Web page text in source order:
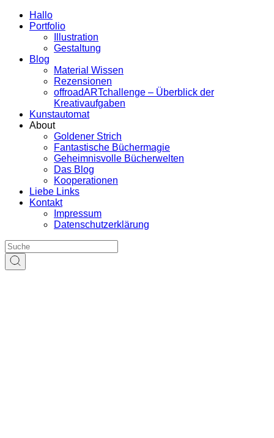
Hallo
Portfolio
Illustration
Gestaltung
Blog
Material Wissen
Rezensionen
offroadARTchallenge – Überblick der
Kreativaufgaben
Kunstautomat
About
Goldener Strich
Fantastische Büchermagie
Geheimnisvolle Bücherwelten
Das Blog
Kooperationen
Liebe Links
Kontakt
Impressum
Datenschutzerklärung